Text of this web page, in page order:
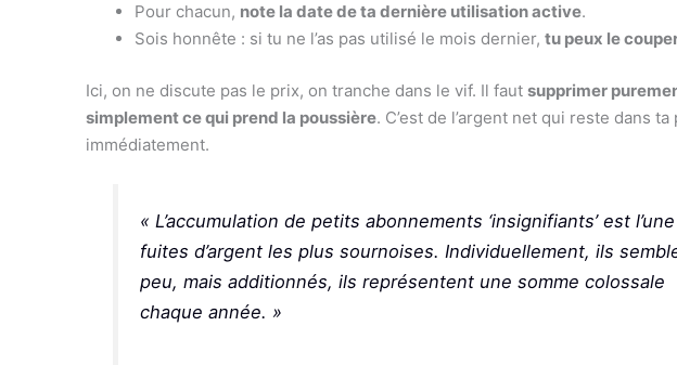
Pour chacun, note la date de ta dernière utilisation active.
Sois honnête : si tu ne l’as pas utilisé le mois dernier, tu peux le
Ici, on ne discute pas le prix, on tranche dans le vif. Il faut supprimer
simplement ce qui prend la poussière. C’est de l’argent net qui reste dans ta
immédiatement.
« L’accumulation de petits abonnements ‘insignifiants’ est
fuites d’argent les plus sournoises. Individuellement, ils
peu, mais additionnés, ils représentent une somme colossale
chaque année. »